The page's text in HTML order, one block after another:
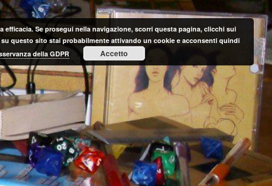
Se prosegui nella navigazione, scorri questa pagina, clicchi sui
questo sito stai probabilmente attivando un cookie e acconsenti quindi
della GDPR Accetto